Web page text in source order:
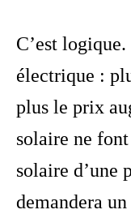
C’est
électrique :
plus le prix
solaire ne
solaire d’une
demandera